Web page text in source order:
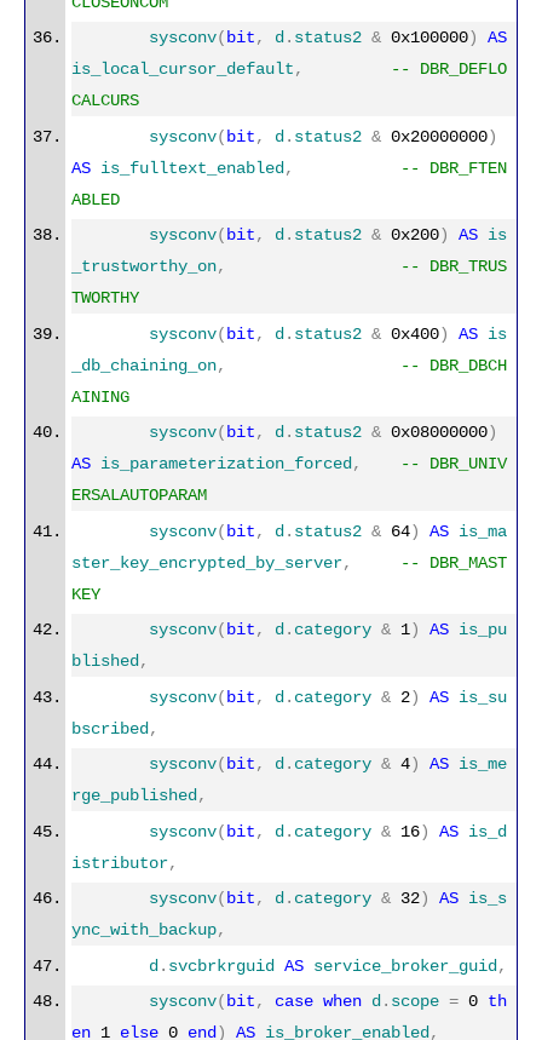
sysconv( bit, d . status2 & 0x100000)
AS
is_local_cursor_default,
-- DBR_DEFLO
CALCURS
sysconv(bit, d. status2 & 0x20000000)
AS is_fulltext_enabled,
-- DBR_FTEN
ABLED
sysconv( bit, d . status2 & 0x200) AS is
_trustworthy_on,
-- DBR_TRUS
TWORTHY
sysconv(bit, d. status2 & 0x400) AS is
_db_chaining_on,
-- DBR_DBCH
AINING
sysconv( bit, d . status2 & 0x08000000)
AS is_parameterization_forced ,
-- DBR_UNIV
ERSALAUTOPARAM
sysconv(bit, d. status2 & 64) AS is_ma
ster_key_encrypted_by_server,
-- DBR_MAST
KEY
sysconv( bit, d . category & 1) AS is_pu
blished ,
sysconv(bit, d. category & 2) AS is_su
bscribed,
sysconv( bit, d . category & 4) AS is_me
rge_published ,
sysconv(bit, d. category & 16) AS is_d
istributor,
sysconv( bit, d . category & 32) AS is_s
ync_with_backup,
d. svcbrkrguid AS service_broker_guid,
sysconv( bit, case when d . scope = 0 th
en 1 else 0 end ) AS is_broker_enabled ,